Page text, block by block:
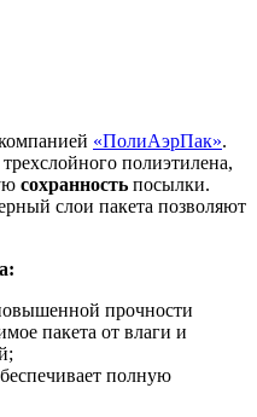
«ПолиАэрПак».
полиэтилена,
сохранность посылки.
слои пакета позволяют
прочности
пакета от влаги и
полную